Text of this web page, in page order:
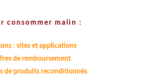
consommer malin :
: sites et applications
de remboursement
de produits reconditionnés